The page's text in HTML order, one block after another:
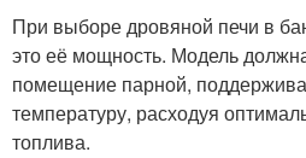
При выборе дровяной печи в
это её мощность. Модель
помещение парной,
температуру, расходуя
топлива.